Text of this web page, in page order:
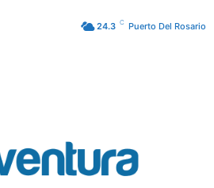
24.3 C Puerto Del Rosario